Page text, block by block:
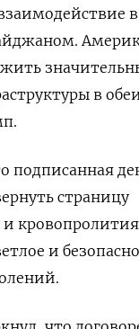
в
подписанная
страницу
и